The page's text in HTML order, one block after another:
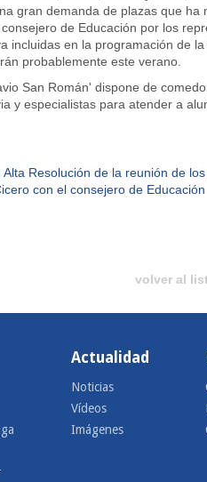
gran demanda de plazas que ha
de Educación por los
incluidas en la programación de
probablemente este verano.
San Román' dispone de
y especialistas para atender a
Resolución de la reunión de
con el consejero de Educación
volver al
Actualidad
Noticias
Vídeos
Imágenes